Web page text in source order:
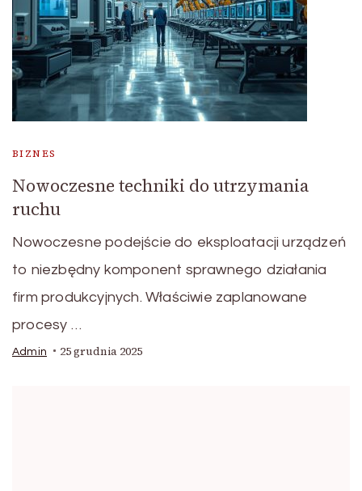
BIZNES
Nowoczesne techniki do utrzymania
ruchu
Nowoczesne podejście do eksploatacji urządzeń
to niezbędny komponent sprawnego działania
firm produkcyjnych. Właściwie zaplanowane
procesy …
Admin 25 grudnia 2025